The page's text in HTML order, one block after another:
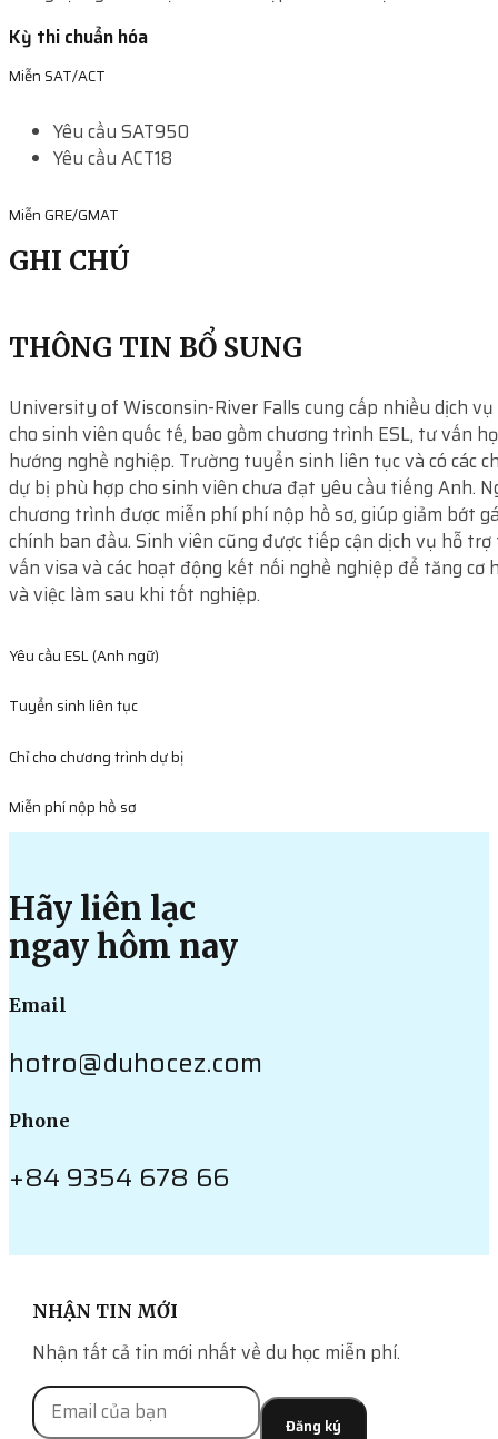
Kỳ thi chuẩn hóa
Miễn SAT/ACT
Yêu cầu SAT950
Yêu cầu ACT18
Miễn GRE/GMAT
THÔNG TIN BỔ SUNG
University of Wisconsin-River Falls cung cấp nhiều dịch
cho sinh viên quốc tế, bao gồm chương trình ESL, tư vấn
hướng nghề nghiệp. Trường tuyển sinh liên tục và có các
dự bị phù hợp cho sinh viên chưa đạt yêu cầu tiếng Anh.
chương trình được miễn phí phí nộp hồ sơ, giúp giảm bớt
chính ban đầu. Sinh viên cũng được tiếp cận dịch vụ hỗ
vấn visa và các hoạt động kết nối nghề nghiệp để tăng cơ
và việc làm sau khi tốt nghiệp.
Yêu cầu ESL (Anh ngữ)
Tuyển sinh liên tục
Chỉ cho chương trình dự bị
Miễn phí nộp hồ sơ
GHI CHÚ
Hãy liên lạc
ngay hôm nay
Email
hotro@duhocez.com
Phone
+84 9354 678 66
NHẬN TIN MỚI
Nhận tất cả tin mới nhất về du học miễn phí.
Đăng ký